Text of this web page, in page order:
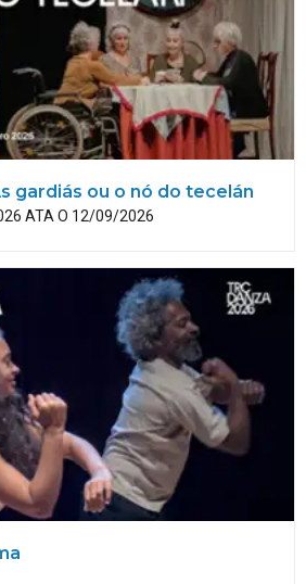
gardiás ou o nó do tecelán
ATA O 12/09/2026